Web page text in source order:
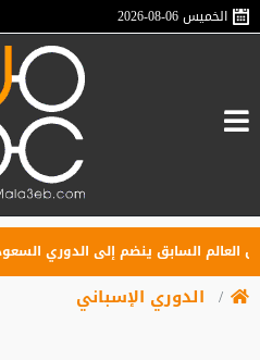
الخميس2026-08-06
السابق ينضم إلى الدوري السعودي
الدوري الإسباني